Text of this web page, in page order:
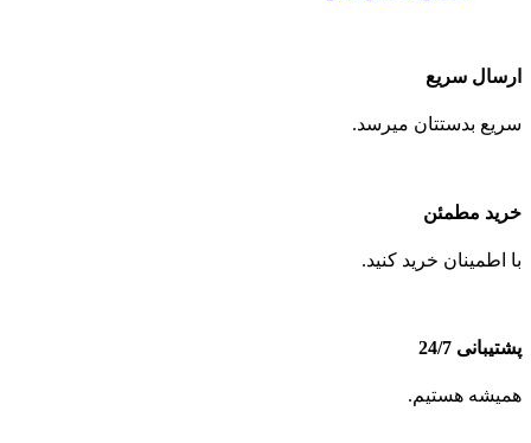
ارسال سریع
سریع بدستتان میرسد.
خرید مطمئن
با اطمینان خرید کنید.
پشتیبانی 24/7
همیشه هستیم.